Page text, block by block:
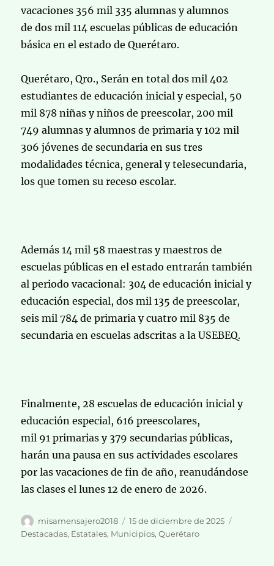
vacaciones 356 mil 335 alumnas y alumnos
de dos mil 114 escuelas públicas de educación
básica en el estado de Querétaro.
Querétaro, Qro., Serán en total dos mil 402
estudiantes de educación inicial y especial, 50
mil 878 niñas y niños de preescolar, 200 mil
749 alumnas y alumnos de primaria y 102 mil
306 jóvenes de secundaria en sus tres
modalidades técnica, general y telesecundaria,
los que tomen su receso escolar.
Además 14 mil 58 maestras y maestros de
escuelas públicas en el estado entrarán también
al periodo vacacional: 304 de educación inicial y
educación especial, dos mil 135 de preescolar,
seis mil 784 de primaria y cuatro mil 835 de
secundaria en escuelas adscritas a la USEBEQ.
Finalmente, 28 escuelas de educación inicial y
educación especial, 616 preescolares,
mil 91 primarias y 379 secundarias públicas,
harán una pausa en sus actividades escolares
por las vacaciones de fin de año, reanudándose
las clases el lunes 12 de enero de 2026.
Autor
misamensajero2018
Publicado
el
15 de diciembre de 2025
Destacadas, Estatales, Municipios,Querétaro